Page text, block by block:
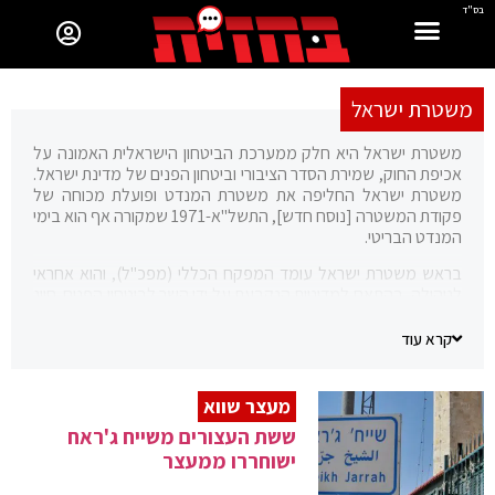
בס"ד
משטרת ישראל
משטרת ישראל היא חלק ממערכת הביטחון הישראלית האמונה על
אכיפת החוק, שמירת הסדר הציבורי וביטחון הפנים של מדינת ישראל.
משטרת ישראל החליפה את משטרת המנדט ופועלת מכוחה של
פקודת המשטרה [נוסח חדש], התשל"א-1971 שמקורה אף הוא בימי
המנדט הבריטי.
בראש משטרת ישראל עומד המפקח הכללי (מפכ"ל), והוא אחראי
משטרת ישראל לצורך קבלת קריאת חירום. מטה משטרת ישראל
בהתאם לדרישות החוק, משטרת ישראל מנהלת ומתחזקת גם גיליון
הרשעות קודמות של אזרחי ישראל.
משטרת ישראל היא זרוע אחידה של הממשל המרכזי. להבדיל
קרא עוד
מעצר שווא
ששת העצורים משייח ג'ראח
ישוחררו ממעצר